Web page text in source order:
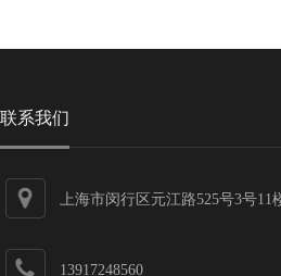
联系我们
上海市闵行区元江路525号3号11
13917248560